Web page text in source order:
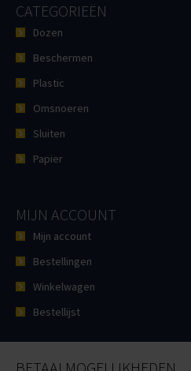
CATEGORIEËN
Dozen
Beschermen
Plastic
Omsnoeren
Sluiten
Papier
MIJN ACCOUNT
Mijn account
Bestellingen
Winkelwagen
Bestellijst